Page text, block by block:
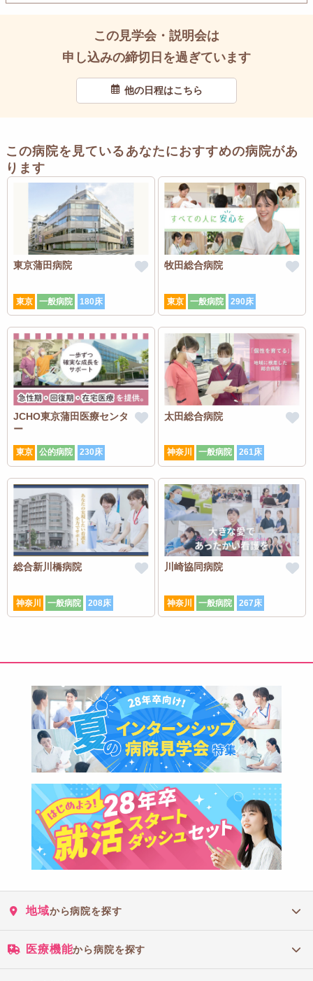
この見学会・説明会は
申し込みの締切日を過ぎています
他の日程はこちら
この病院を見ているあなたにおすすめの病院があ
ります
東京蒲田病院
東京 一般病院 180床
牧田総合病院
東京 一般病院 290床
JCHO東京蒲田医療センタ
ー
東京 公的病院 230床
太田総合病院
神奈川 一般病院 261床
総合新川橋病院
神奈川 一般病院 208床
川崎協同病院
神奈川 一般病院 267床
地域から病院を探す
医療機能から病院を探す